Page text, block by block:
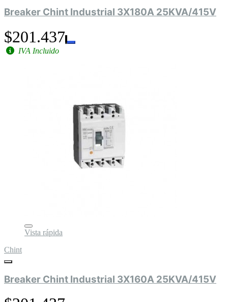
Breaker Chint Industrial 3X180A 25KVA/415V
$201.437
IVA Incluido
Vista rápida
Chint
Breaker Chint Industrial 3X160A 25KVA/415V